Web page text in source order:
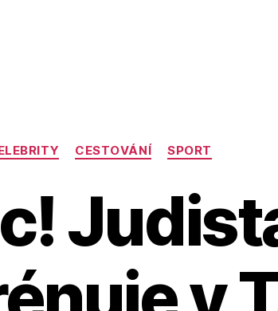
Rubriky
CESTOVÁNÍ SPORT